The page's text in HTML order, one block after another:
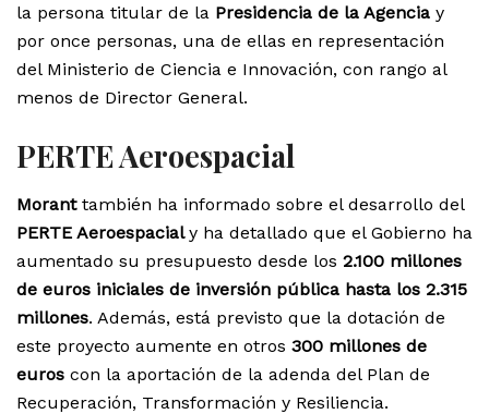
la persona titular de la Presidencia de la Agencia y
por once personas, una de ellas en representación
del Ministerio de Ciencia e Innovación, con rango al
menos de Director General.
PERTE Aeroespacial
Morant también ha informado sobre el desarrollo del
PERTE Aeroespacialy ha detallado que el Gobierno ha
aumentado su presupuesto desde los 2.100 millones
de euros iniciales de inversión pública hasta los 2.315
millones. Además, está previsto que la dotación de
este proyecto aumente en otros 300 millones de
euros con la aportación de la adenda del Plan de
Recuperación, Transformación y Resiliencia.